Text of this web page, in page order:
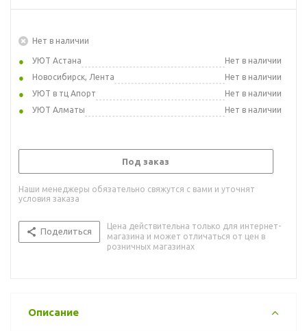
Нет в наличии
УЮТ Астана
Нет в наличии
Новосибирск, Лента
Нет в наличии
УЮТ в тц Апорт
Нет в наличии
УЮТ Алматы
Нет в наличии
Под заказ
Наши менеджеры обязательно свяжутся с вами и уточнят
условия заказа
Поделиться
Цена действительна только для интернет-
магазина и может отличаться от цен в
розничных магазинах
Описание